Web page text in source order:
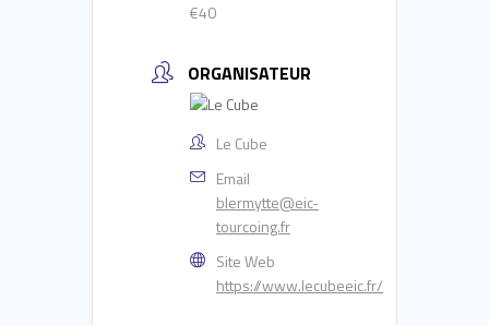
€40
ORGANISATEUR
Le Cube
Email
blermytte@eic-
tourcoing.fr
Site Web
https://www.lecubeeic.fr/